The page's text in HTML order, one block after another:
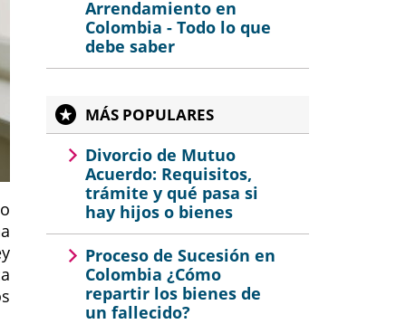
Arrendamiento en
Colombia - Todo lo que
debe saber
MÁS POPULARES
Divorcio de Mutuo
Acuerdo: Requisitos,
trámite y qué pasa si
hay hijos o bienes
Proceso de Sucesión en
Colombia ¿Cómo
repartir los bienes de
un fallecido?